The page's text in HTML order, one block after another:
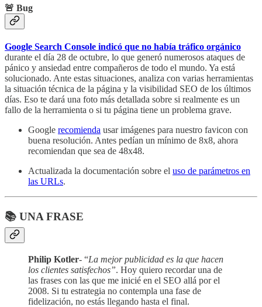
🚨 Bug
Google Search Console indicó que no había tráfico orgánico
durante el día 28 de octubre, lo que generó numerosos ataques de
pánico y ansiedad entre compañeros de todo el mundo. Ya está
solucionado. Ante estas situaciones, analiza con varias herramientas
la situación técnica de la página y la visibilidad SEO de los últimos
días. Eso te dará una foto más detallada sobre si realmente es un
fallo de la herramienta o si tu página tiene un problema grave.
Google recomienda usar imágenes para nuestro favicon con
buena resolución. Antes pedían un mínimo de 8x8, ahora
recomiendan que sea de 48x48.
Actualizada la documentación sobre el uso de parámetros en
las URLs.
📚 UNA FRASE
Philip Kotler- “La mejor publicidad es la que hacen
los clientes satisfechos”. Hoy quiero recordar una de
las frases con las que me inicié en el SEO allá por el
2008. Si tu estrategia no contempla una fase de
fidelización, no estás llegando hasta el final.